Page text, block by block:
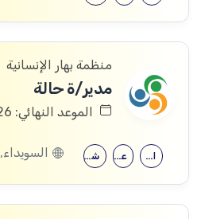
منظمة بهار الإنسانية
مدير/ة حالة
الموعد النهائي: 21/08/2026
شهادة جامعية علم النفس الإرشاد النفسي